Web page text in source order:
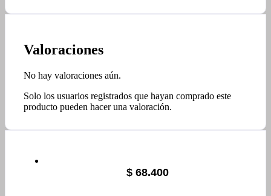
Valoraciones
No hay valoraciones aún.
Solo los usuarios registrados que hayan comprado este
producto pueden hacer una valoración.
$ 68.400